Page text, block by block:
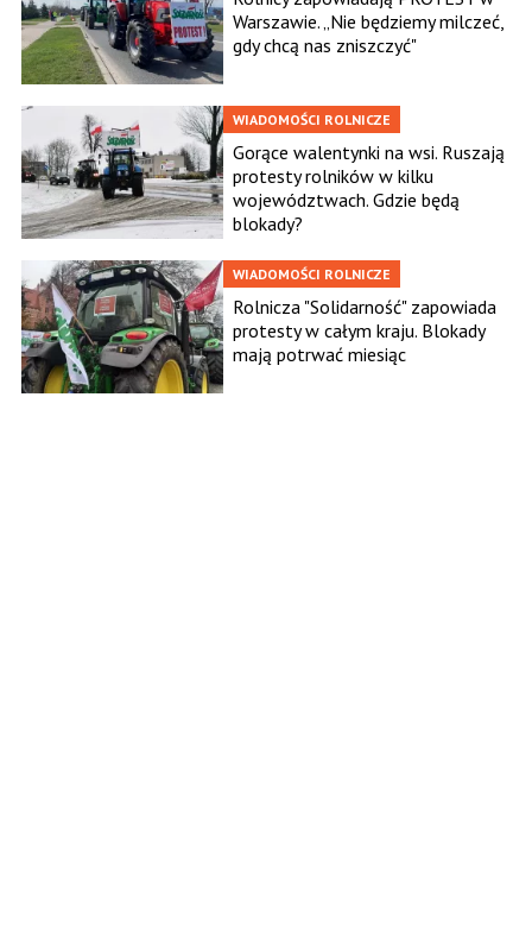
Warszawie. „Nie będziemy milczeć,
gdy chcą nas zniszczyć"
WIADOMOŚCI ROLNICZE
Gorące walentynki na wsi. Ruszają
protesty rolników w kilku
województwach. Gdzie będą
blokady?
WIADOMOŚCI ROLNICZE
Rolnicza "Solidarność" zapowiada
protesty w całym kraju. Blokady
mają potrwać miesiąc